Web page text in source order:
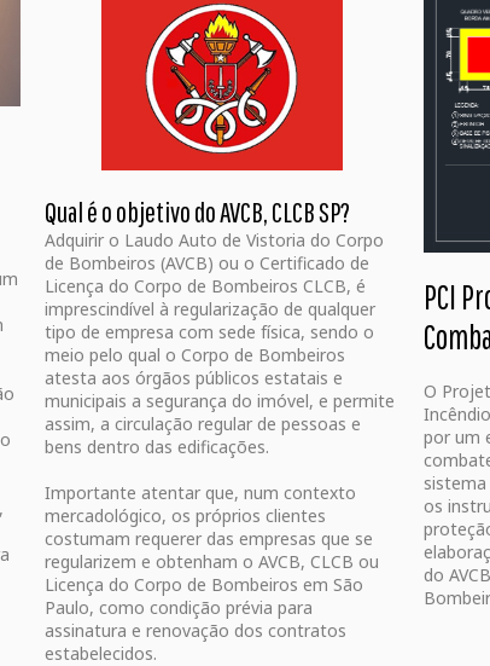
Qual é o objetivo do AVCB, CLCB SP?
Adquirir o Laudo Auto de Vistoria do Corpo
de Bombeiros (AVCB) ou o Certificado de
Licença do Corpo de Bombeiros CLCB, é
imprescindível à regularização de qualquer
tipo de empresa com sede física, sendo o
meio pelo qual o Corpo de Bombeiros
atesta aos órgãos públicos estatais e
municipais a segurança do imóvel, e permite
assim, a circulação regular de pessoas e
bens dentro das edificações.
Importante atentar que, num contexto
mercadológico, os próprios clientes
costumam requerer das empresas que se
regularizem e obtenham o AVCB, CLCB ou
Licença do Corpo de Bombeiros em São
Paulo, como condição prévia para
assinatura e renovação dos contratos
estabelecidos.
PCI
O
por um
os
do